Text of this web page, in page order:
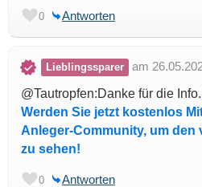
0 Antworten
Lieblingssparer
am
@Tautropfen:Danke für die
Werden Sie jetzt kostenlos
Anleger-Community, um den
zu sehen!
0 Antworten